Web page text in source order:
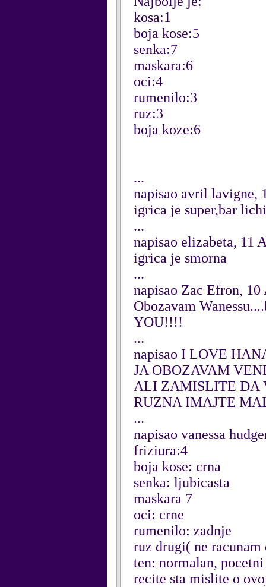
kosa:1
boja kose:5
senka:7
maskara:6
oci:4
rumenilo:3
ruz:3
boja koze:6
...
napisao avril lavigne,
igrica je super,bar
...
napisao elizabeta, 11
igrica je smorna
...
napisao Zac Efron,
Obozavam
YOU!!!!
...
napisao I LOVE
JA OBOZAVAM
ALI ZAMISLITE DA
RUZNA IMAJTE
...
napisao vanessa
friziura:4
boja kose: crna
senka: ljubicasta
maskara 7
oci: crne
rumenilo: zadnje
ruz drugi( ne
ten: normalan, pocetni
recite sta mislite o